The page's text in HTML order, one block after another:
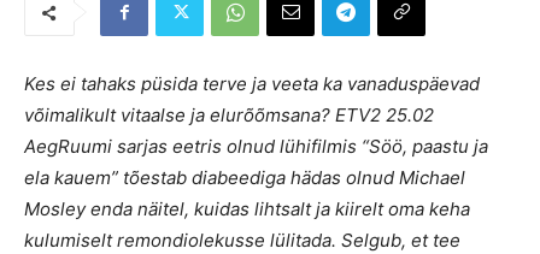
Kes ei tahaks püsida terve ja veeta ka vanaduspäevad
võimalikult vitaalse ja elurõõmsana? ETV2 25.02
AegRuumi sarjas eetris olnud lühifilmis “Söö, paastu ja
ela kauem” tõestab diabeediga hädas olnud Michael
Mosley enda näitel, kuidas lihtsalt ja kiirelt oma keha
kulumiselt remondiolekusse lülitada. Selgub, et tee